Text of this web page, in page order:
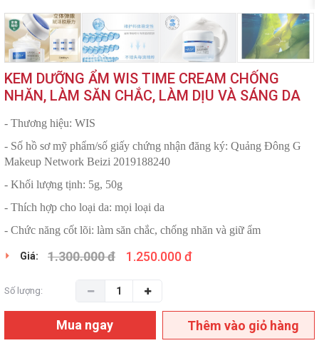
KEM DƯỠNG ẨM WIS TIME CREAM CHỐNG
NHĂN, LÀM SĂN CHẮC, LÀM DỊU VÀ SÁNG DA
- Thương hiệu: WIS
- Số hồ sơ mỹ phẩm/số giấy chứng nhận đăng ký: Quảng Đông G
Makeup Network Beizi 2019188240
- Khối lượng tịnh: 5g, 50g
- Thích hợp cho loại da: mọi loại da
- Chức năng cốt lõi: làm săn chắc, chống nhăn và giữ ẩm
Giá: 1.300.000 đ 1.250.000 đ
Số lượng:
Mua ngay Thêm vào giỏ hàng